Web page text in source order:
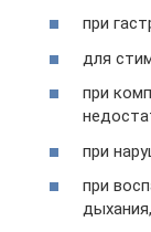
при
для
при
при
при